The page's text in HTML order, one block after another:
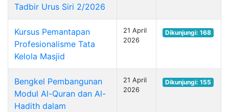
Tadbir Urus Siri 2/2026
Kursus Pemantapan
Profesionalisme Tata
Kelola Masjid
21 April
2026
Dikunjungi: 168
Bengkel Pembangunan
Modul Al-Quran dan Al-
Hadith dalam
21 April
2026
Dikunjungi: 155